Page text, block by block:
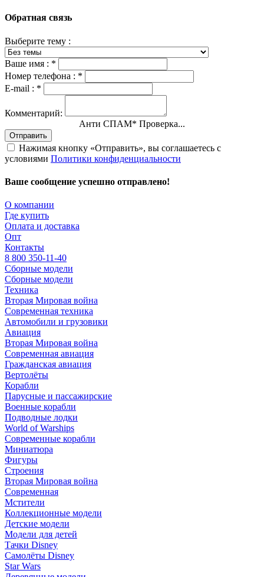
Обратная связь
Выберите тему :
Ваше имя : *
Номер телефона : *
E-mail : *
Комментарий:
Анти СПАМ* Проверка...
Отправить
Нажимая кнопку «Отправить», вы соглашаетесь с
условиями Политики конфиденциальности
Ваше сообщение успешно отправлено!
О компании
Где купить
Оплата и доставка
Опт
Контакты
8 800 350-11-40
Сборные модели
Сборные модели
Техника
Вторая Мировая война
Современная техника
Автомобили и грузовики
Авиация
Вторая Мировая война
Современная авиация
Гражданская авиация
Вертолёты
Корабли
Парусные и пассажирские
Военные корабли
Подводные лодки
World of Warships
Современные корабли
Миниатюра
Фигуры
Строения
Вторая Мировая война
Современная
Мстители
Коллекционные модели
Детские модели
Модели для детей
Тачки Disney
Самолёты Disney
Star Wars